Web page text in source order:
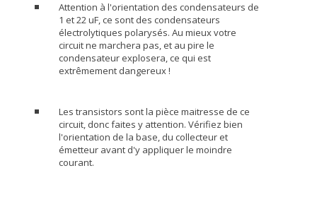
Attention à l'orientation des condensateurs de
1 et 22 uF, ce sont des condensateurs
électrolytiques polarysés. Au mieux votre
circuit ne marchera pas, et au pire le
condensateur explosera, ce qui est
extrêmement dangereux !
Les transistors sont la pièce maitresse de ce
circuit, donc faites y attention. Vérifiez bien
l'orientation de la base, du collecteur et
émetteur avant d'y appliquer le moindre
courant.